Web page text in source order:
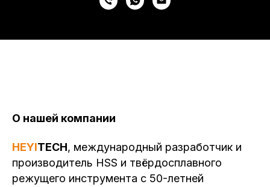
О нашей компании
HEYITECH, международный разработчик и
производитель HSS и твёрдосплавного
режущего инструмента с 50-летней